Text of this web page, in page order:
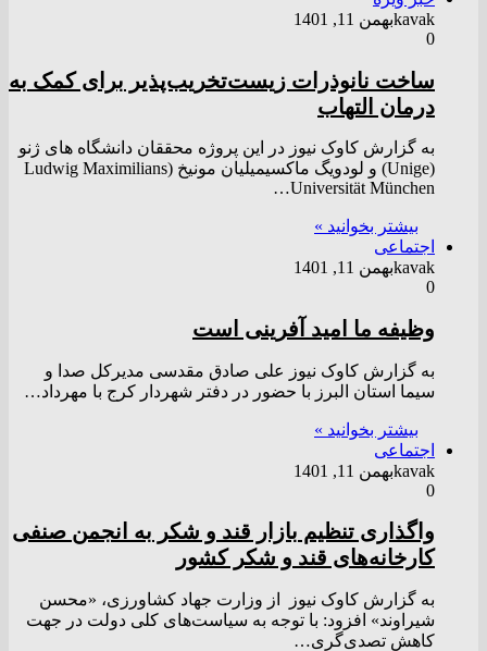
kavakبهمن 11, 1401
0
ساخت نانوذرات زیست‌تخریب‌پذیر برای کمک به
درمان التهاب
به گزارش کاوک نیوز در این پروژه محققان دانشگاه های ژنو
(Unige) و لودویگ ماکسیمیلیان مونیخ (Ludwig Maximilians
Universität München…
بیشتر بخوانید »
اجتماعی
kavakبهمن 11, 1401
0
وظیفه ما امید آفرینی است
به گزارش کاوک نیوز علی صادق مقدسی مدیرکل صدا و
سیما استان البرز با حضور در دفتر شهردار کرج با مهرداد…
بیشتر بخوانید »
اجتماعی
kavakبهمن 11, 1401
0
واگذاری تنظیم بازار قند و شکر به انجمن صنفی
کارخانه‌های قند و شکر کشور
به گزارش کاوک نیوز از وزارت جهاد کشاورزی، «محسن
شیراوند» افزود: با توجه به سیاست‌های کلی دولت در جهت
کاهش تصدی‌گری…